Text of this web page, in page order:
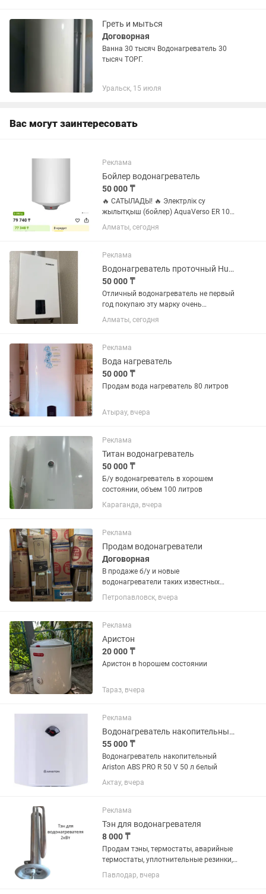
Греть и мыться
Договорная
Ванна 30 тысяч Водонагреватель 30
тысяч ТОРГ.
Уральск, 15 июля
Вас могут заинтересовать
Реклама
Бойлер водонагреватель
50 000 ₸
🔥 САТЫЛАДЫ! 🔥 Электрлік су
жылытқыш (бойлер) AquaVerso ER 105
V ✅ Көлемі – 105 литр ✅ Тік
(вертикалды) орнатылады ✅ Үлкен
қорабында ашылмаған су жаңа
Алматы, сегодня
Реклама
Водонагреватель проточный Hubert AGW T30 белый
50 000 ₸
Отличный водонагреватель не первый
год покупаю эту марку очень
качественно всегда . Состояние
отличное все описание в фото есть
переездом самовывоз горный гигант
более...
Алматы, сегодня
Реклама
Вода нагреватель
50 000 ₸
Продам вода нагреватель 80 литров
Атырау, вчера
Реклама
Титан водонагреватель
50 000 ₸
Б/у водонагреватель в хорошем
состоянии, объем 100 литров
Караганда, вчера
Реклама
Продам водонагреватели
Договорная
В продаже б/у и новые
водонагреватели таких известных
брендов как Ariston, Thermex, Shivaki,
Oasis, Deluxe, Garanterm
Петропавловск, вчера
Реклама
Аристон
20 000 ₸
Аристон в һорошем состоянии
Тараз, вчера
Реклама
Водонагреватель накопительный Ariston ABS PRO R 50 V 50 л белый
55 000 ₸
Водонагреватель накопительный
Ariston ABS PRO R 50 V 50 л белый
Актау, вчера
Реклама
Тэн для водонагревателя
8 000 ₸
Продам тэны, термостаты, аварийные
термостаты, уплотнительные резинки,
аноды для водонагревателей. Самые
дешёвые цены по городу!! Мастерам,
Павлодар, вчера